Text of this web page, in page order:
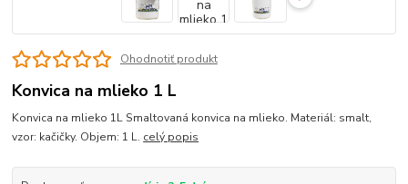
Ohodnotiť produkt
Konvica na mlieko 1 L
Konvica na mlieko 1L Smaltovaná konvica na mlieko. Materiál: smalt,
vzor: kačičky. Objem: 1 L. celý popis